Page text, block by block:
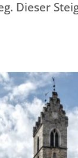
Dieser